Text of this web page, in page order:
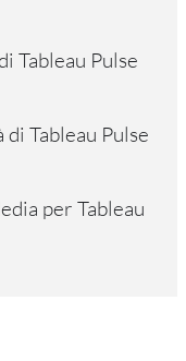
Tableau Pulse
Tableau Pulse
per Tableau